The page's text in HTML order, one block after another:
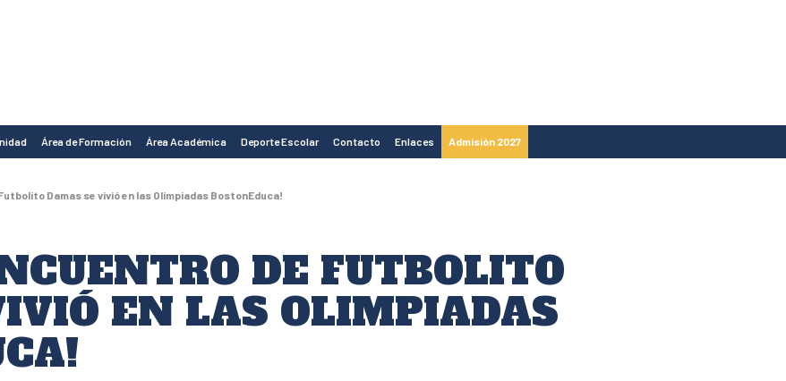
Área de Formación Área Académica Deporte Escolar Contacto Enlaces Admisión 2027
Damas se vivió en las Olimpiadas BostonEduca!
DE FUTBOLITO
EN LAS OLIMPIADAS